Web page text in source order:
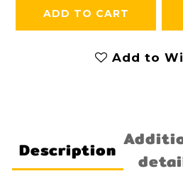
ADD TO CART
Add to
Description